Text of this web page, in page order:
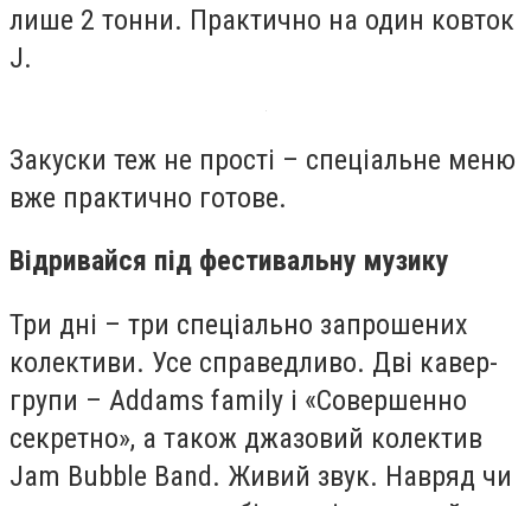
лише 2 тонни. Практично на один ковток
J.
Закуски теж не прості – спеціальне меню
вже практично готове.
Відривайся під фестивальну музику
Три дні – три спеціально запрошених
колективи. Усе справедливо. Дві кавер-
групи – Addams family і «Совершенно
секретно», а також джазовий колектив
Jam Bubble Band. Живий звук. Навряд чи